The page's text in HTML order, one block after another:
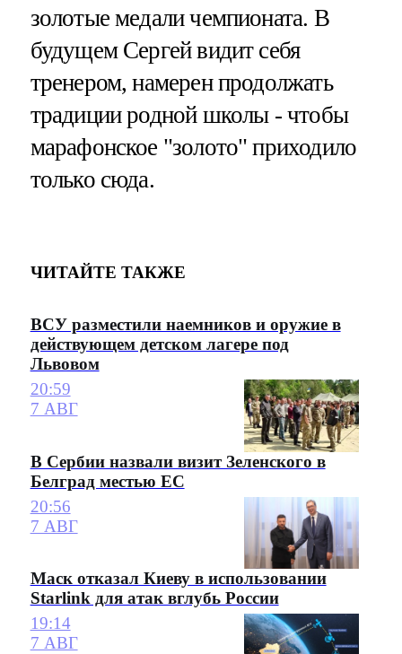
золотые медали чемпионата. В
будущем Сергей видит себя
тренером, намерен продолжать
традиции родной школы - чтобы
марафонское "золото" приходило
только сюда.
ЧИТАЙТЕ ТАКЖЕ
ВСУ разместили наемников и оружие в
действующем детском лагере под
Львовом
20:59
7 АВГ
В Сербии назвали визит Зеленского в
Белград местью ЕС
20:56
7 АВГ
Маск отказал Киеву в использовании
Starlink для атак вглубь России
19:14
7 АВГ